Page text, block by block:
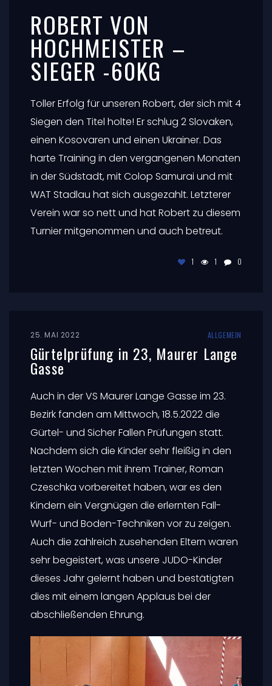
ROBERT VON
HOCHMEISTER –
SIEGER -60KG
Toller Erfolg für unseren Robert, der sich mit 4
Siegen den Titel holte! Er schlug 2 Slovaken,
einen Kosovaren und einen Ukrainer. Das
harte Training in den vergangenen Monaten
in der Südstadt, mit Colop Samurai und mit
WAT Stadlau hat sich ausgezahlt. Letzterer
Verein war so nett und hat Robert zu diesem
Turnier mitgenommen und auch betreut.
1 1 0
25. MAI 2022 ALLGEMEIN
Gürtelprüfung in 23, Maurer Lange
Gasse
Auch in der VS Maurer Lange Gasse im 23.
Bezirk fanden am Mittwoch, 18.5.2022 die
Gürtel- und Sicher Fallen Prüfungen statt.
Nachdem sich die Kinder sehr fleißig in den
letzten Wochen mit ihrem Trainer, Roman
Czeschka vorbereitet haben, war es den
Kindern ein Vergnügen die erlernten Fall-
Wurf- und Boden-Techniken vor zu zeigen.
Auch die zahlreich zusehenden Eltern waren
sehr begeistert, was unsere JUDO-Kinder
dieses Jahr gelernt haben und bestätigten
dies mit einem langen Applaus bei der
abschließenden Ehrung.